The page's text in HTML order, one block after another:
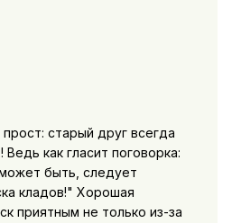
старый друг всегда
как гласит поговорка:
быть, следует
кладов!" Хорошая
приятным не только из-за